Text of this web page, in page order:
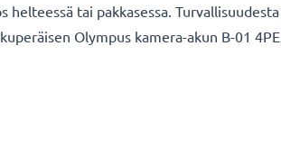
tai pakkasessa. Turvallisuudesta
Olympus kamera-akun B-01 4PE.